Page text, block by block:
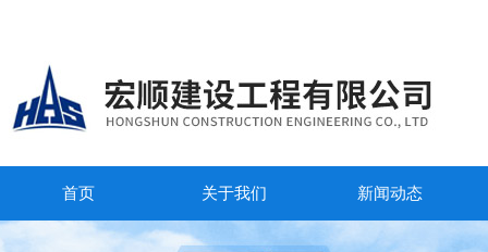
首页 关于我们 新闻动态